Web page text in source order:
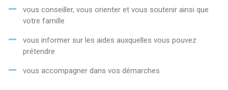
vous conseiller, vous orienter et vous soutenir ainsi que
votre famille
vous informer sur les aides auxquelles vous pouvez
prétendre
vous accompagner dans vos démarches